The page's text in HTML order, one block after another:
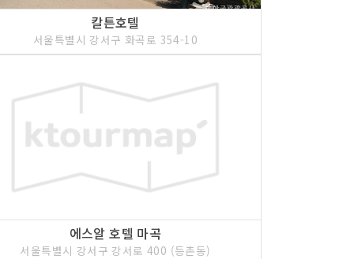
칼튼호텔
서울특별시 강서구 화곡로 354-10
에스알 호텔 마곡
서울특별시 강서구 강서로 400 (등촌동)